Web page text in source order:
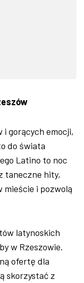
gorących emocji,
do świata
Latino to noc
taneczne hity,
mieście i pozwolą
latynoskich
w Rzeszowie.
ofertę dla
skorzystać z